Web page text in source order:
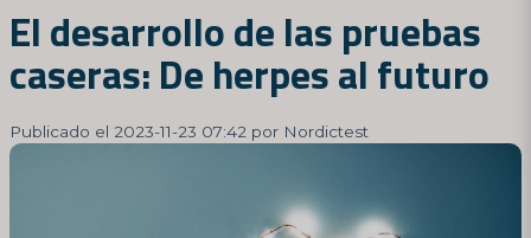
El desarrollo de las pruebas
caseras: De herpes al futuro
Publicado el 2023-11-23 07:42 por Nordictest